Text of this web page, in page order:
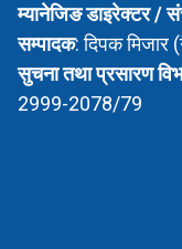
म्यानेजिङ डाइरेक्टर /
सम्पादक: दिपक मिजार
सुचना तथा प्रसारण
2999-2078/79